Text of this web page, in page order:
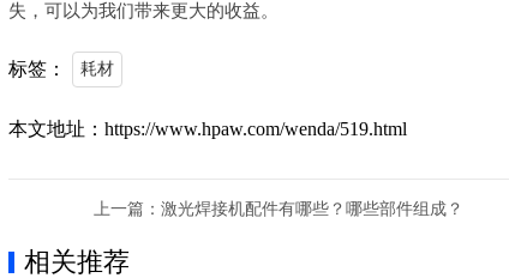
失，可以为我们带来更大的收益。
标签： 耗材
本文地址：https://www.hpaw.com/wenda/519.html
上一篇： 激光焊接机配件有哪些？哪些部件组成？
相关推荐